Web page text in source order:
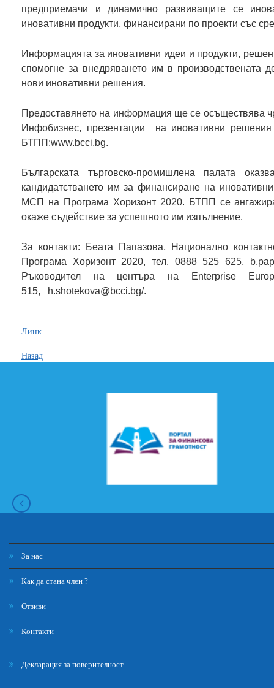
предприемачи и динамично развиващите се
иновативни продукти, финансирани по проекти със
Информацията за иновативни идеи и продукти,
спомогне за внедряването им в производствената
нови иновативни решения.
Предоставянето на информация ще се осъществява
Инфобизнес, презентации на иновативни
БТПП:www.bcci.bg.
Българската търговско-промишлена палата
кандидатстването им за финансиране на
МСП на Програма Хоризонт 2020. БТПП се
окаже съдействие за успешното им изпълнение.
За контакти: Беата Папазова, Национално
Програма Хоризонт 2020, тел. 0888 525 625,
Ръководител на центъра на Enterprise
515,
h.shotekova@bcci.bg/.
Линк
Назад
За нас
Как да стана член ?
Отзиви
Контакти
Декларация за поверителност